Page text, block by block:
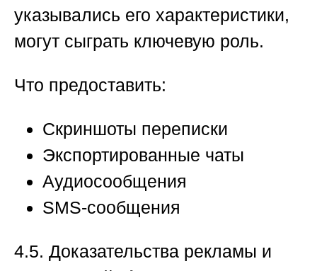
указывались его характеристики,
могут сыграть ключевую роль.
Что предоставить:
Скриншоты переписки
Экспортированные чаты
Аудиосообщения
SMS-сообщения
4.5. Доказательства рекламы и